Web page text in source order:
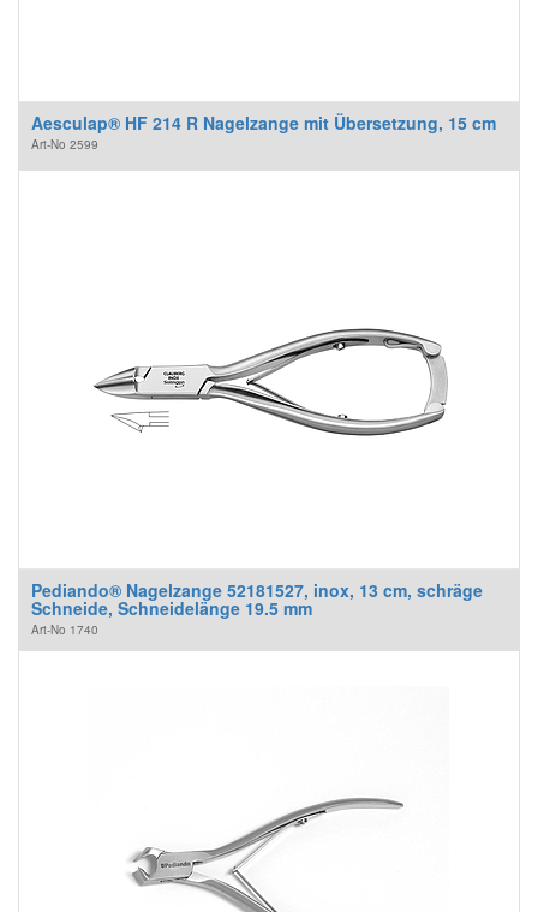
Aesculap® HF 214 R Nagelzange mit Übersetzung, 15 cm
Art-No 2599
Pediando® Nagelzange 52181527, inox, 13 cm, schräge
Schneide, Schneidelänge 19.5 mm
Art-No 1740